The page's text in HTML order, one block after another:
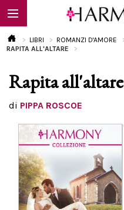
EBOOK
Calendario
LIBRI ROMANZI D'AMORE
RAPITA ALL'ALTARE
Rapita all'altare
di PIPPA ROSCOE